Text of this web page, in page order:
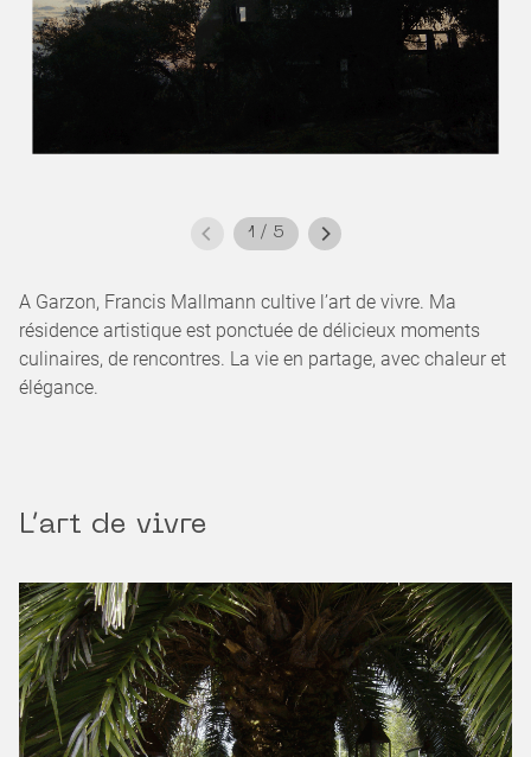
1 / 5
A Garzon, Francis Mallmann cultive l’art de vivre. Ma
résidence artistique est ponctuée de délicieux moments
culinaires, de rencontres. La vie en partage, avec chaleur et
élégance.
L’art de vivre